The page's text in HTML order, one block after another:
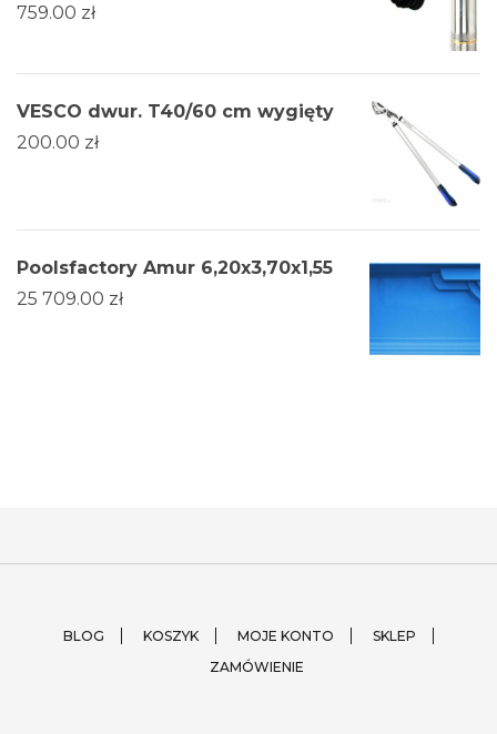
759.00 zł
VESCO dwur. T40/60 cm wygięty
200.00 zł
Poolsfactory Amur 6,20x3,70x1,55
25 709.00 zł
BLOG KOSZYK MOJE KONTO
SKLEP
ZAMÓWIENIE